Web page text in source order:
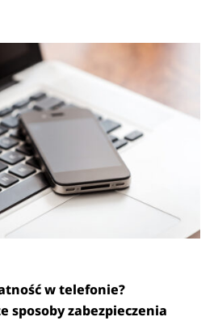
w telefonie?
sposoby zabezpieczenia